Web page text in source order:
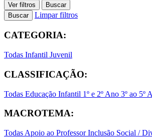
Ver filtros
Buscar
Buscar
Limpar filtros
CATEGORIA:
Todas Infantil Juvenil
CLASSIFICAÇÃO:
Todas Educação Infantil 1º e 2º Ano 3º ao 5º
MACROTEMA:
Todas Apoio ao ProfessorInclusão Social /